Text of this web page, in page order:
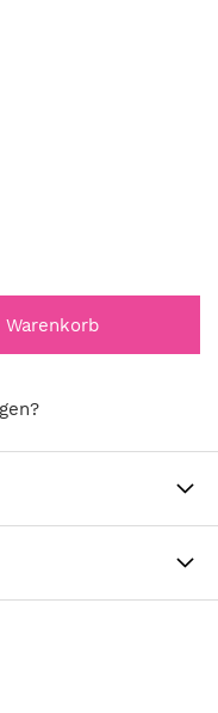
Warenkorb